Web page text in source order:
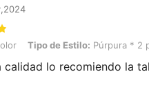
Tipo de Estilo: Púrpura * 2 piezas
Tipo de Estilo: Púrpura * 2
calidad lo recomiendo la